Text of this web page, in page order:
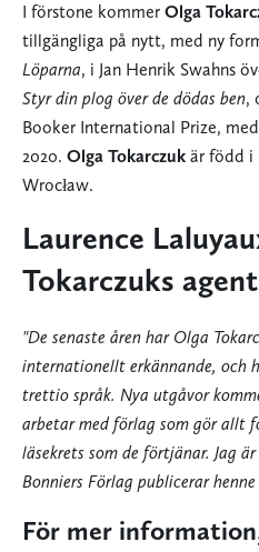
I förstone kommer Olga
tillgängliga på nytt, med ny
Löparna, i Jan Henrik Swahns
Styr din plog över de dödas ben,
Booker International Prize,
2020. Olga Tokarczuk är född i
Wrocław.
Laurence
Tokarczuks
"De senaste åren har Olga
internationellt erkännande, och
trettio språk. Nya utgåvor
arbetar med förlag som gör allt
läsekrets som de förtjänar. Jag
Bonniers Förlag publicerar
För mer